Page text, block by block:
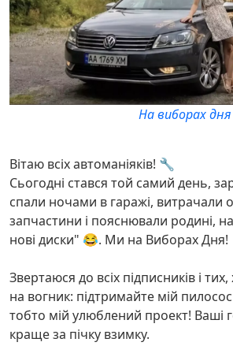
На виборах дня
Вітаю всіх автоманіяків! 🔧
Сьогодні стався той самий день,
спали ночами в гаражі, витрачали
запчастини і пояснювали родині,
нові диски" 😂. Ми на Виборах Дня!
Звертаюся до всіх підписників і
на вогник: підтримайте мій
тобто мій улюблений проект! Ваші
краще за пічку взимку.